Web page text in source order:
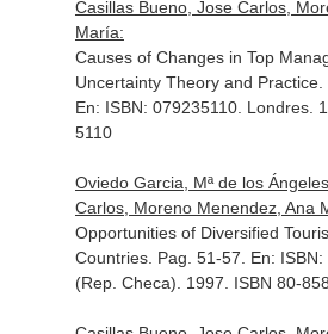
Casillas Bueno, Jose Carlos,
María:
Causes of Changes in Top
Uncertainty Theory and Practice.
En: ISBN: 079235110. Londres.
5110
Oviedo Garcia, Mª de los
Carlos, Moreno Menendez, Ana
Opportunities of Diversified
Countries. Pag. 51-57. En:
(Rep. Checa). 1997. ISBN 80-